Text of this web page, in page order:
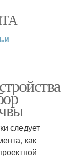
следует
как